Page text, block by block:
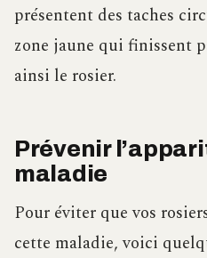
présentent des taches
zone jaune qui finissent
ainsi le rosier.
Prévenir
maladie
Pour éviter que vos
cette maladie, voici